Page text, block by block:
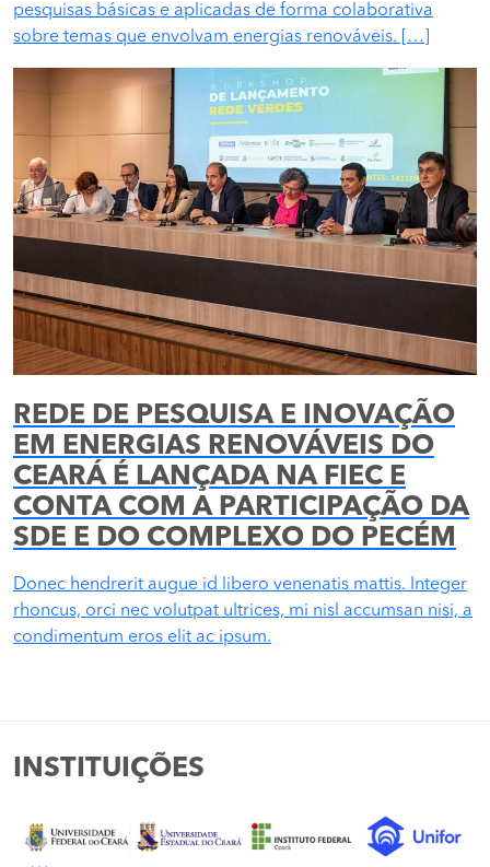
pesquisas básicas e aplicadas de forma colaborativa
sobre temas que envolvam energias renováveis. […]
REDE DE PESQUISA E INOVAÇÃO
EM ENERGIAS RENOVÁVEIS DO
CEARÁ É LANÇADA NA FIEC E
CONTA COM A PARTICIPAÇÃO DA
SDE E DO COMPLEXO DO PECÉM
Donec hendrerit augue id libero venenatis mattis. Integer
rhoncus, orci nec volutpat ultrices, mi nisl accumsan nisi, a
condimentum eros elit ac ipsum.
INSTITUIÇÕES